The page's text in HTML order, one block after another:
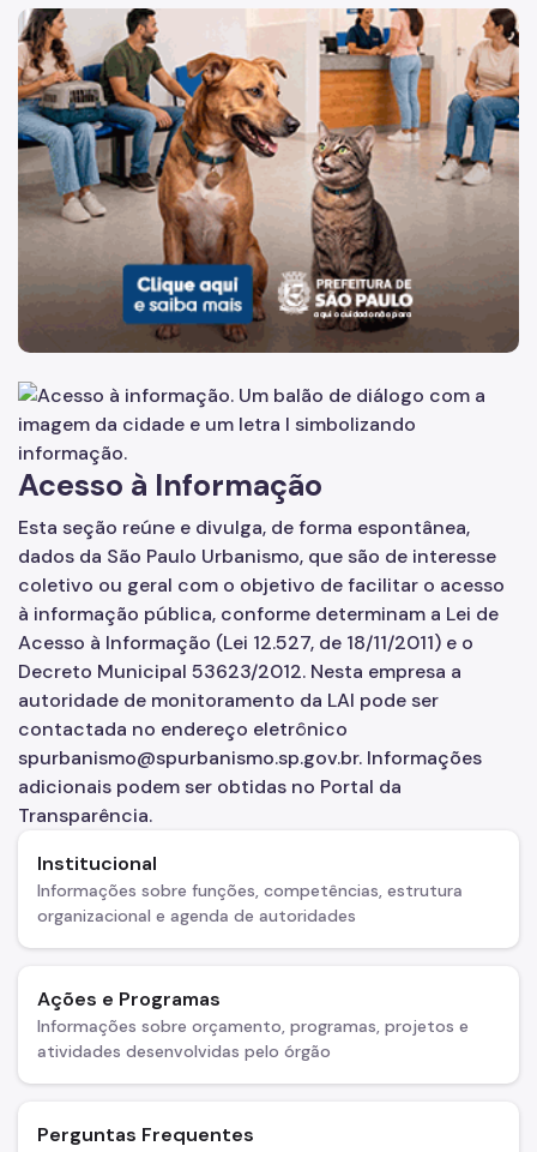
Acesso à Informação
Participação Social
Quadro de Serviços
A Empresa
Organização
Agenda do Presidente e Chefe de Gabinete
Operações Urbanas
Água Branca
Água Espraiada
Centro
Faria Lima
Bairros do Tamanduateí
Áreas de Intervenção Urbana
Setor Central
Planos de Intervenção Urbana (PIUs)
Requalificação de Espaços Públicos
Desenvolvimento Sustentável do Território
Biblioteca
Notícias
Contatos
Canal de Denúncias
Imagem de um cachorro caramelo e uma gata rajada,
Acesso à Informação
Esta seção reúne e divulga, de forma espontânea,
dados da São Paulo Urbanismo, que são de interesse
coletivo ou geral com o objetivo de facilitar o acesso
à informação pública, conforme determinam a Lei de
Acesso à Informação (Lei 12.527, de 18/11/2011) e o
Decreto Municipal 53623/2012. Nesta empresa a
autoridade de monitoramento da LAI pode ser
contactada no endereço eletrônico
spurbanismo@spurbanismo.sp.gov.br. Informações
adicionais podem ser obtidas no Portal da
Transparência.
Institucional
Informações sobre funções, competências, estrutura
organizacional e agenda de autoridades
Ações e Programas
Informações sobre orçamento, programas, projetos e
atividades desenvolvidas pelo órgão
Perguntas Frequentes